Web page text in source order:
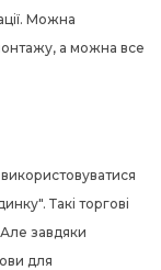
Можна
а можна все
Такі торгові
завдяки
для